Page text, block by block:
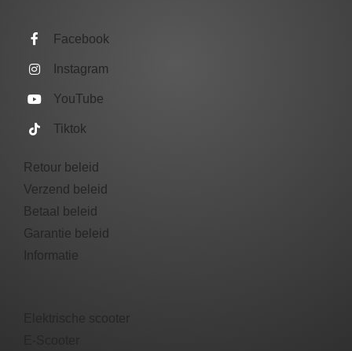
Facebook
Instagram
YouTube
Tiktok
Retour beleid
Verzend beleid
Betaal beleid
Garantie beleid​
Informatie